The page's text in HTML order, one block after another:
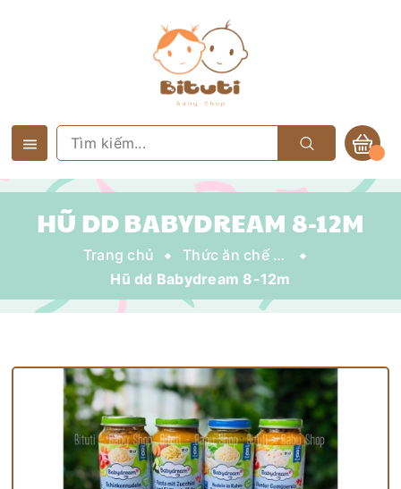
HŨ DD BABYDREAM 8-12M
Trang chủ
Thức ăn chế biến sẵn
Hũ dd Babydream 8-12m